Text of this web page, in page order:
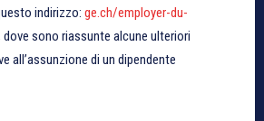
indirizzo: ge.ch/employer-du-
dove sono riassunte alcune ulteriori
all’assunzione di un dipendente